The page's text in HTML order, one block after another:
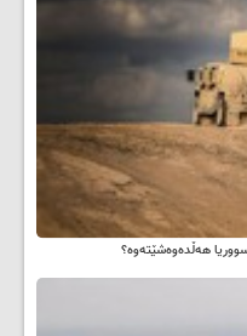
هەڵدەوەشێتەوە؟